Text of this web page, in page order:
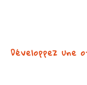
Développez